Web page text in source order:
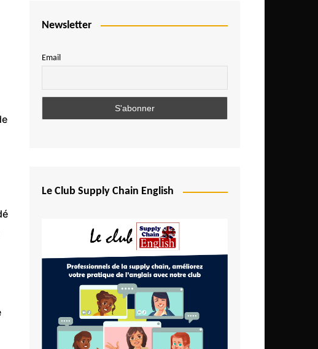
Newsletter
Email
Le Club Supply Chain English